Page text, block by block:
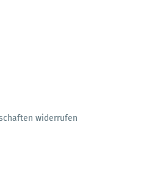
widerrufen